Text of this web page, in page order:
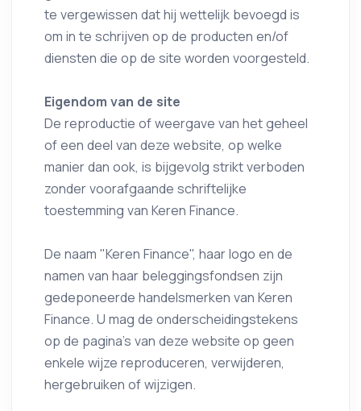
te vergewissen dat hij wettelijk bevoegd is
om in te schrijven op de producten en/of
diensten die op de site worden voorgesteld.
Eigendom van de site
De reproductie of weergave van het geheel
of een deel van deze website, op welke
manier dan ook, is bijgevolg strikt verboden
zonder voorafgaande schriftelijke
toestemming van Keren Finance.
De naam "Keren Finance", haar logo en de
namen van haar beleggingsfondsen zijn
gedeponeerde handelsmerken van Keren
Finance. U mag de onderscheidingstekens
op de pagina's van deze website op geen
enkele wijze reproduceren, verwijderen,
hergebruiken of wijzigen.